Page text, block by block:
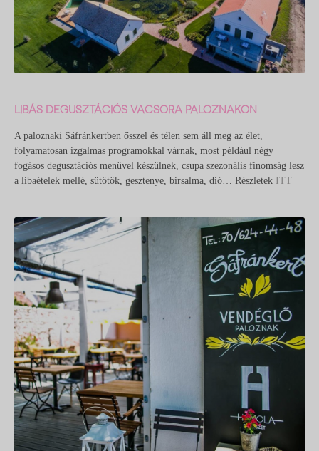
LIBÁS DEGUSZTÁCIÓS VACSORA PALOZNAKON
A paloznaki Sáfránkertben ősszel és télen sem áll meg az élet,
folyamatosan izgalmas programokkal várnak, most például négy
fogásos degusztációs menüvel készülnek, csupa szezonális finomság lesz
a libaételek mellé, sütőtök, gesztenye, birsalma, dió… Részletek ITT